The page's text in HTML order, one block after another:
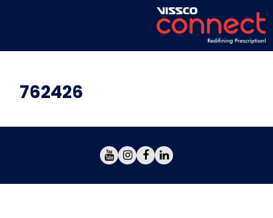
762426